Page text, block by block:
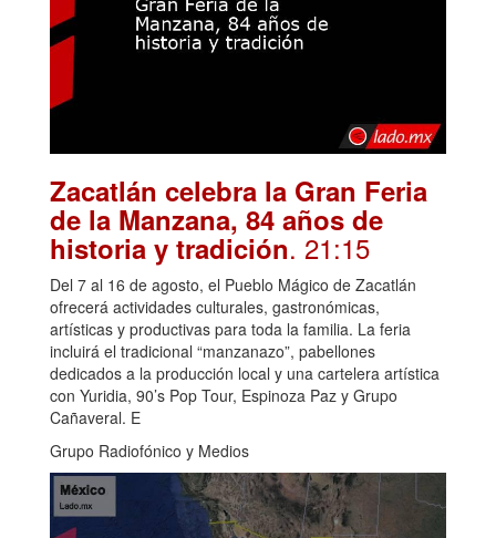
Zacatlán celebra la Gran Feria
de la Manzana, 84 años de
historia y tradición. 21:15
Del 7 al 16 de agosto, el Pueblo Mágico de Zacatlán
ofrecerá actividades culturales, gastronómicas,
artísticas y productivas para toda la familia. La feria
incluirá el tradicional “manzanazo”, pabellones
dedicados a la producción local y una cartelera artística
con Yuridia, 90’s Pop Tour, Espinoza Paz y Grupo
Cañaveral. E
Grupo Radiofónico y Medios